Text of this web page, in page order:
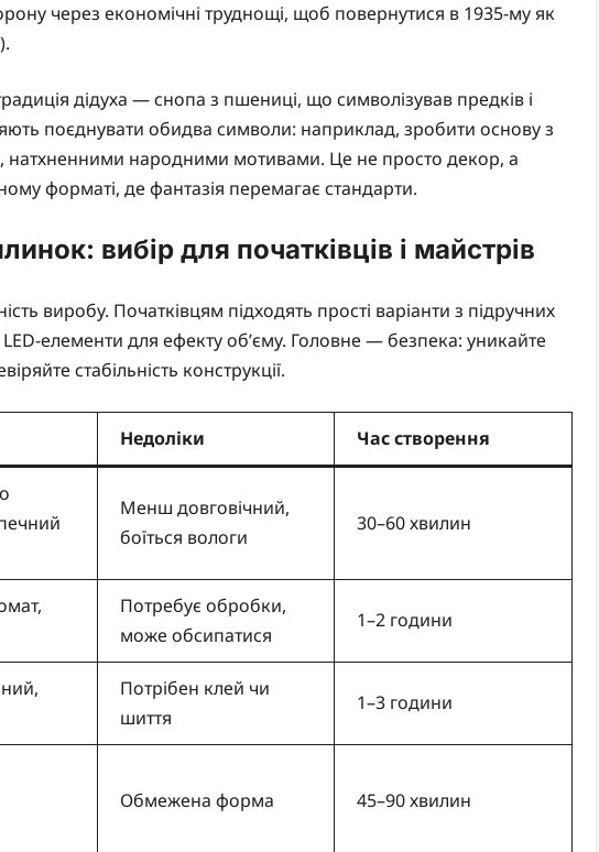
через економічні труднощі, щоб повернутися в 1935-му як
дідуха — снопа з пшениці, що символізував предків і
поєднувати обидва символи: наприклад, зробити основу з
натхненними народними мотивами. Це не просто декор, а
форматі, де фантазія перемагає стандарти.
вибір для початківців і майстрів
виробу. Початківцям підходять прості варіанти з підручних
елементи для ефекту об’єму. Головне — безпека: уникайте
стабільність конструкції.
Недоліки Час створення
Менш довговічний,
боїться вологи
30–60 хвилин
Потребує обробки,
може обсипатися
1–2 години
Потрібен клей чи
шиття
1–3 години
Обмежена форма 45–90 хвилин